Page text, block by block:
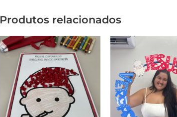
Produtos relacionados